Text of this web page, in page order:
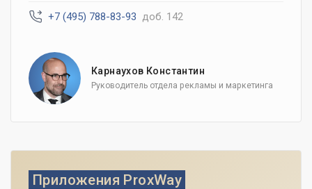
+7 (495) 788-83-93 доб. 142
Карнаухов Константин
Руководитель отдела рекламы и маркетинга
Приложения ProxWay